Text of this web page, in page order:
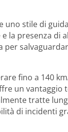
stile di
la presenza di
per
fino a 140
un vantaggio
tratte
di incidenti